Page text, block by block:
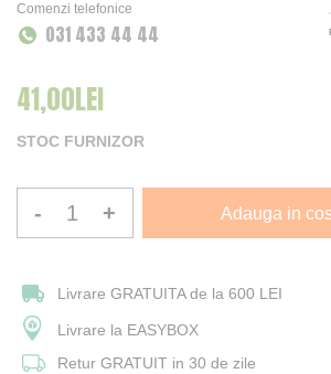
Comenzi telefonice
031 433 44 44
41,00LEI
STOC FURNIZOR
- + Adauga in
Livrare GRATUITA de la 600 LEI
Livrare la EASYBOX
Retur GRATUIT in 30 de zile